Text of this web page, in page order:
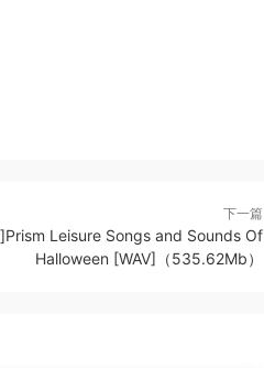
下一篇
Leisure Songs and Sounds Of
Halloween [WAV]（535.62Mb）